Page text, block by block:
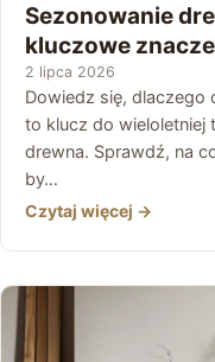
Sezonowanie
kluczowe
2 lipca 2026
Dowiedz się, dlaczego
to klucz do wieloletniej
drewna. Sprawdź, na
by…
Czytaj więcej →